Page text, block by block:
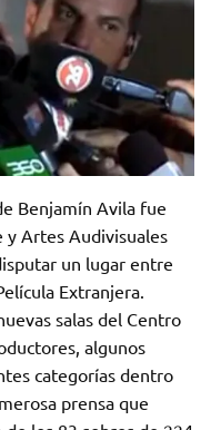
Benjamín Avila fue
y Artes Audivisuales
un lugar entre
Extranjera.
salas del Centro
algunos
categorías dentro
prensa que